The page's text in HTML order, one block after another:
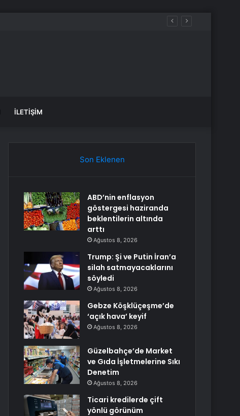
İLETIŞIM
Son Eklenen
ABD’nin enflasyon
göstergesi haziranda
beklentilerin altında
arttı
Ağustos 8, 2026
Trump: Şi ve Putin İran’a
silah satmayacaklarını
söyledi
Ağustos 8, 2026
Gebze Köşklüçeşme’de
‘açık hava’ keyif
Ağustos 8, 2026
Güzelbahçe’de Market
ve Gıda İşletmelerine Sıkı
Denetim
Ağustos 8, 2026
Ticari kredilerde çift
yönlü görünüm